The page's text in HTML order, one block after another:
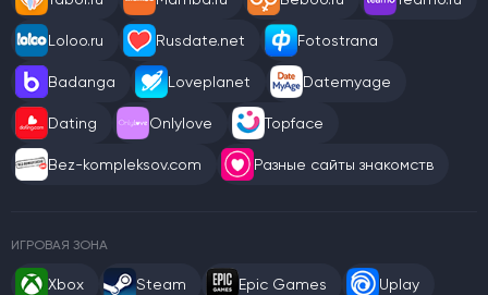
Loloo.ru Rusdate.net Fotostrana
Badanga Loveplanet Datemyage
Dating Onlylove Topface
Bez-kompleksov.com Разные сайты знакомств
ИГРОВАЯ ЗОНА
Xbox Steam Epic Games Uplay